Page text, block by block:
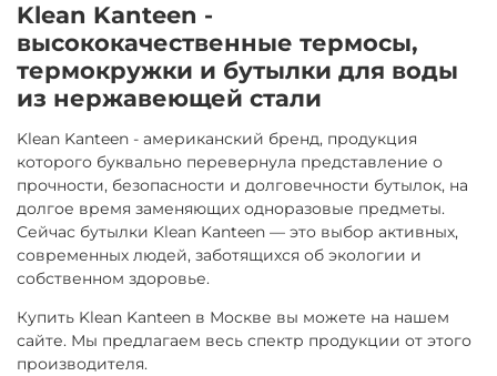
Klean Kanteen -
высококачественные термосы,
термокружки и бутылки для воды
из нержавеющей стали
Klean Kanteen - американский бренд, продукция
которого буквально перевернула представление о
прочности, безопасности и долговечности бутылок, на
долгое время заменяющих одноразовые предметы.
Сейчас бутылки Klean Kanteen — это выбор активных,
современных людей, заботящихся об экологии и
собственном здоровье.
Купить Klean Kanteen в Москве вы можете на нашем
сайте. Мы предлагаем весь спектр продукции от этого
производителя.